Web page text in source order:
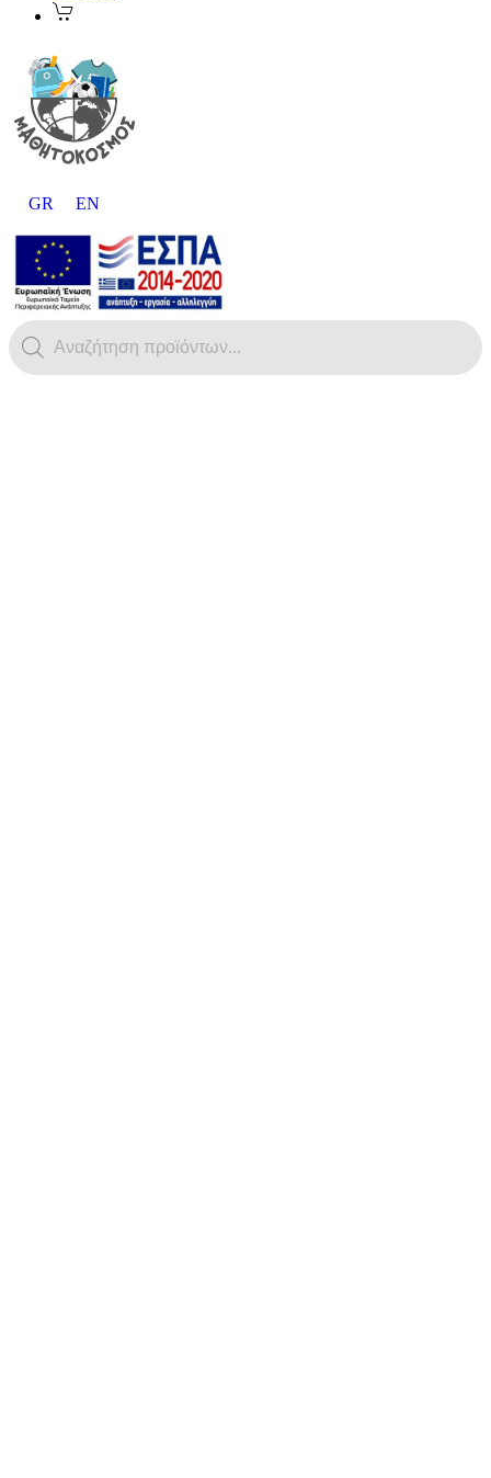
GR EN
Products
search